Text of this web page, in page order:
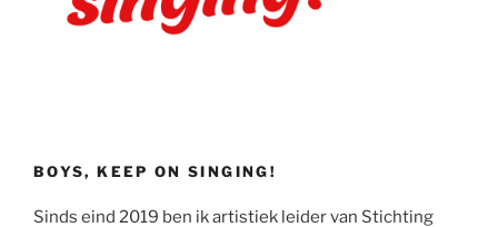
BOYS, KEEP ON SINGING!
Sinds eind 2019 ben ik artistiek leider van Stichting